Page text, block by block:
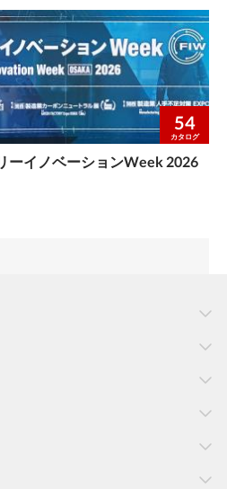
54
カタログ
ーイノベーションWeek 2026